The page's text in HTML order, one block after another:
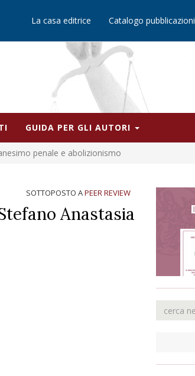
La casa editrice Catalogo pubblicazioni
GUIDA PER GLI AUTORI
penale e abolizionismo
SOTTOPOSTO APEER REVIEW
Anastasia